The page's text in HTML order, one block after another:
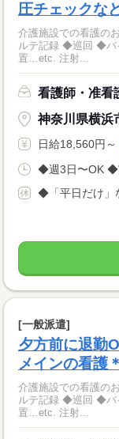
圧チェックな
介護施設での看護のお仕事です。 具体的
ルテ記録 ◆巡回 ◆バ
置…etc. 注射...
看護師・准看
神奈川県横浜
日給18,560円～
◆週3日〜OK ◆
◆「平日だけ」
[一般派遣]
夕方前に退勤
メインの看護＊
介護施設での看護のお仕事です。 具体的
ルテ記録 ◆巡回 ◆バ
置…etc. 注射...